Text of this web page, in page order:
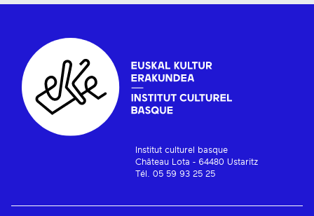
Institut culturel basque
Château Lota - 64480 Ustaritz
Tél. 05 59 93 25 25